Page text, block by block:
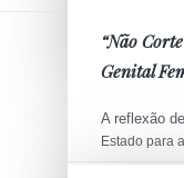
“Não
Genital
A reflexão
Estado para